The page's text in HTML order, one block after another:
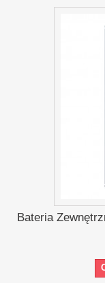
Bateria